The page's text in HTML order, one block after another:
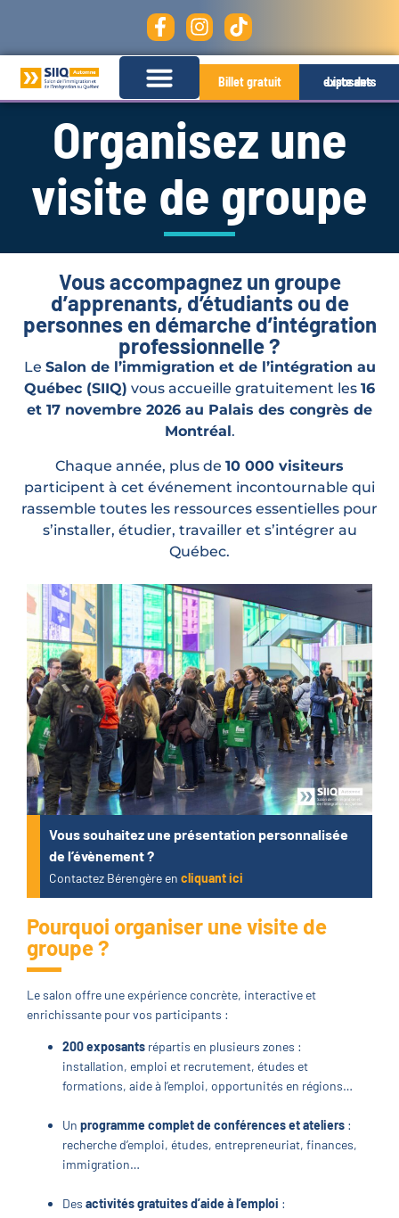
Billet gratuit Liste des exposants
Organisez une
visite de groupe
Vous accompagnez un groupe
d’apprenants, d’étudiants ou de
personnes en démarche d’intégration
professionnelle ?
Le Salon de l’immigration et de l’intégration au
Québec (SIIQ) vous accueille gratuitement les 16
et 17 novembre 2026 au Palais des congrès de
Montréal.
Chaque année, plus de 10 000 visiteurs
participent à cet événement incontournable qui
rassemble toutes les ressources essentielles pour
s’installer, étudier, travailler et s’intégrer au
Québec.
Vous souhaitez une présentation personnalisée
de l’évènement ?
Contactez Bérengère en cliquant ici
Pourquoi organiser une visite de
groupe ?
Le salon offre une expérience concrète, interactive et
enrichissante pour vos participants :
200 exposants répartis en plusieurs zones :
installation, emploi et recrutement, études et
formations, aide à l’emploi, opportunités en régions…
Un programme complet de conférences et ateliers :
recherche d’emploi, études, entrepreneuriat, finances,
immigration…
Des activités gratuites d’aide à l’emploi :